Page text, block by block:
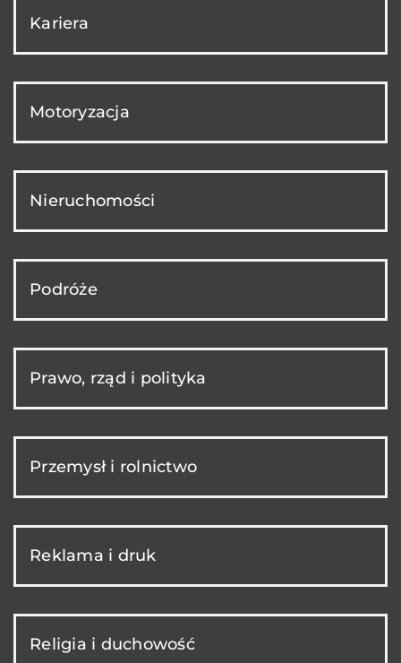
Kariera
Motoryzacja
Nieruchomości
Podróże
Prawo, rząd i polityka
Przemysł i rolnictwo
Reklama i druk
Religia i duchowość